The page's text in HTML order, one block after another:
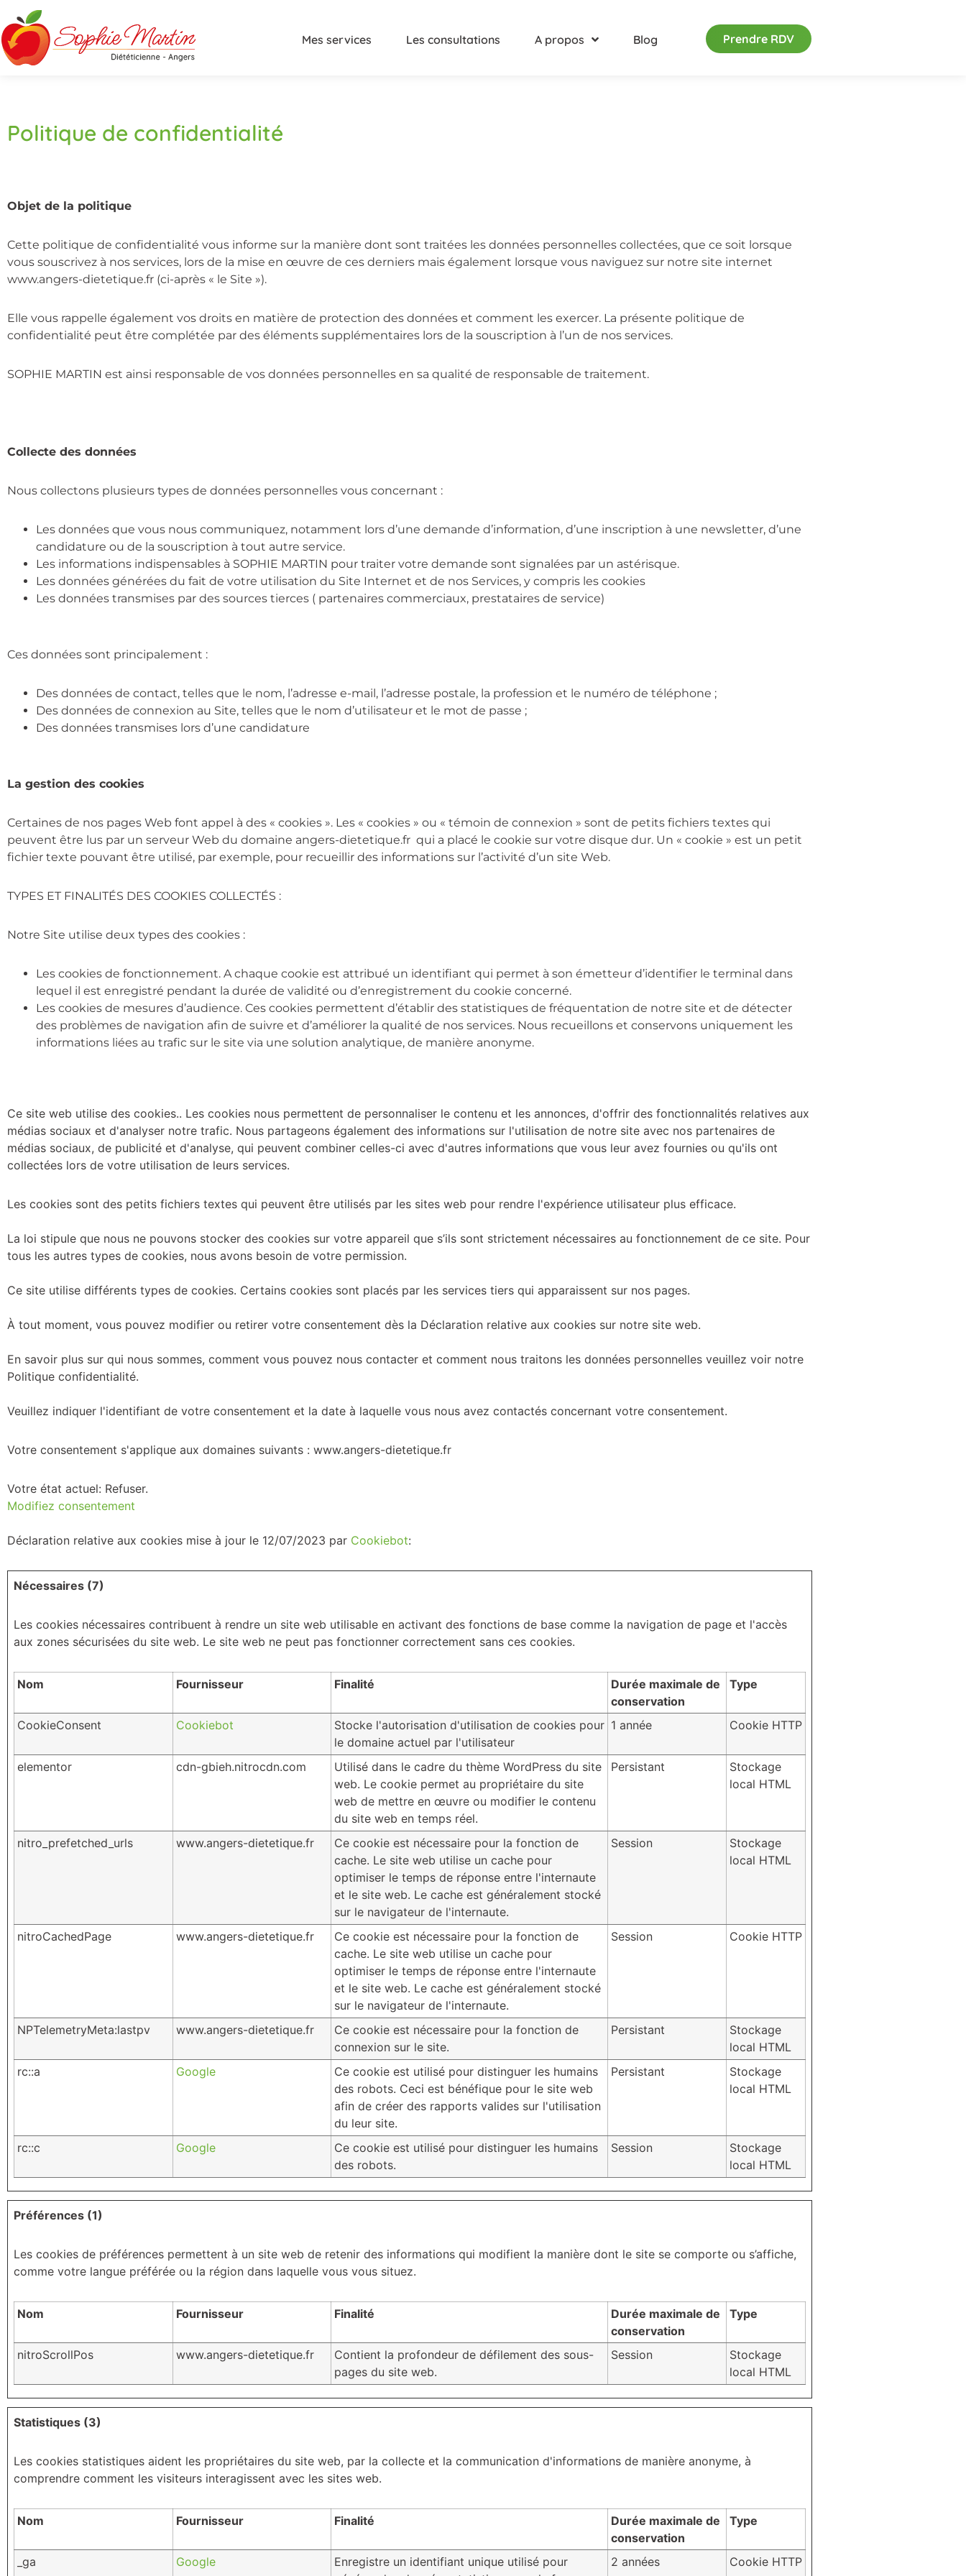
Mes services Les consultations A propos Blog Prendre RDV
Politique de confidentialité
Objet de la politique
Cette politique de confidentialité vous informe sur la manière dont sont traitées les données personnelles collectées, que ce soit lorsque
vous souscrivez à nos services, lors de la mise en œuvre de ces derniers mais également lorsque vous naviguez sur notre site internet
www.angers-dietetique.fr (ci-après « le Site »).
Elle vous rappelle également vos droits en matière de protection des données et comment les exercer. La présente politique de
confidentialité peut être complétée par des éléments supplémentaires lors de la souscription à l’un de nos services.
SOPHIE MARTIN est ainsi responsable de vos données personnelles en sa qualité de responsable de traitement.
Collecte des données
Nous collectons plusieurs types de données personnelles vous concernant :
Les données que vous nous communiquez, notamment lors d’une demande d’information, d’une inscription à une newsletter, d’une
candidature ou de la souscription à tout autre service.
Les informations indispensables à SOPHIE MARTIN pour traiter votre demande sont signalées par un astérisque.
Les données générées du fait de votre utilisation du Site Internet et de nos Services, y compris les cookies
Les données transmises par des sources tierces ( partenaires commerciaux, prestataires de service)
Ces données sont principalement :
Des données de contact, telles que le nom, l’adresse e-mail, l’adresse postale, la profession et le numéro de téléphone ;
Des données de connexion au Site, telles que le nom d’utilisateur et le mot de passe ;
Des données transmises lors d’une candidature
La gestion des cookies
Certaines de nos pages Web font appel à des « cookies ». Les « cookies » ou « témoin de connexion » sont de petits fichiers textes qui
peuvent être lus par un serveur Web du domaine angers-dietetique.fr qui a placé le cookie sur votre disque dur. Un « cookie » est un petit
fichier texte pouvant être utilisé, par exemple, pour recueillir des informations sur l’activité d’un site Web.
TYPES ET FINALITÉS DES COOKIES COLLECTÉS :
Notre Site utilise deux types des cookies :
Les cookies de fonctionnement. A chaque cookie est attribué un identifiant qui permet à son émetteur d’identifier le terminal dans
lequel il est enregistré pendant la durée de validité ou d’enregistrement du cookie concerné.
Les cookies de mesures d’audience. Ces cookies permettent d’établir des statistiques de fréquentation de notre site et de détecter
des problèmes de navigation afin de suivre et d’améliorer la qualité de nos services. Nous recueillons et conservons uniquement les
informations liées au trafic sur le site via une solution analytique, de manière anonyme.
Ce site web utilise des cookies.. Les cookies nous permettent de personnaliser le contenu et les annonces, d'offrir des fonctionnalités relatives aux
médias sociaux et d'analyser notre trafic. Nous partageons également des informations sur l'utilisation de notre site avec nos partenaires de
médias sociaux, de publicité et d'analyse, qui peuvent combiner celles-ci avec d'autres informations que vous leur avez fournies ou qu'ils ont
collectées lors de votre utilisation de leurs services.
Les cookies sont des petits fichiers textes qui peuvent être utilisés par les sites web pour rendre l'expérience utilisateur plus efficace.
La loi stipule que nous ne pouvons stocker des cookies sur votre appareil que s’ils sont strictement nécessaires au fonctionnement de ce site. Pour
tous les autres types de cookies, nous avons besoin de votre permission.
Ce site utilise différents types de cookies. Certains cookies sont placés par les services tiers qui apparaissent sur nos pages.
À tout moment, vous pouvez modifier ou retirer votre consentement dès la Déclaration relative aux cookies sur notre site web.
En savoir plus sur qui nous sommes, comment vous pouvez nous contacter et comment nous traitons les données personnelles veuillez voir notre
Politique confidentialité.
Veuillez indiquer l'identifiant de votre consentement et la date à laquelle vous nous avez contactés concernant votre consentement.
Votre consentement s'applique aux domaines suivants : www.angers-dietetique.fr
Votre état ​​actuel: Refuser.
Modifiez consentement
Déclaration relative aux cookies mise à jour le 12/07/2023 par Cookiebot:
Nécessaires (7)
Les cookies nécessaires contribuent à rendre un site web utilisable en activant des fonctions de base comme la navigation de page et l'accès
aux zones sécurisées du site web. Le site web ne peut pas fonctionner correctement sans ces cookies.
Nom Fournisseur Finalité
Durée maximale de
conservation
Type
CookieConsent Cookiebot
Stocke l'autorisation d'utilisation de cookies pour
le domaine actuel par l'utilisateur
1 année Cookie HTTP
elementor cdn-gbieh.nitrocdn.com
Utilisé dans le cadre du thème WordPress du site
web. Le cookie permet au propriétaire du site
web de mettre en œuvre ou modifier le contenu
du site web en temps réel.
Persistant
Stockage
local HTML
nitro_prefetched_urls www.angers-dietetique.fr
Ce cookie est nécessaire pour la fonction de
cache. Le site web utilise un cache pour
optimiser le temps de réponse entre l'internaute
et le site web. Le cache est généralement stocké
sur le navigateur de l'internaute.
Session
Stockage
local HTML
nitroCachedPage www.angers-dietetique.fr
Ce cookie est nécessaire pour la fonction de
cache. Le site web utilise un cache pour
optimiser le temps de réponse entre l'internaute
et le site web. Le cache est généralement stocké
sur le navigateur de l'internaute.
Session Cookie HTTP
NPTelemetryMeta:lastpv www.angers-dietetique.fr
Ce cookie est nécessaire pour la fonction de
connexion sur le site.
Persistant
Stockage
local HTML
rc::a
Google
Ce cookie est utilisé pour distinguer les humains
des robots. Ceci est bénéfique pour le site web
afin de créer des rapports valides sur l'utilisation
du leur site.
Persistant
Stockage
local HTML
rc::c Google
Ce cookie est utilisé pour distinguer les humains
des robots.
Session
Stockage
local HTML
Préférences (1)
Les cookies de préférences permettent à un site web de retenir des informations qui modifient la manière dont le site se comporte ou s’affiche,
comme votre langue préférée ou la région dans laquelle vous vous situez.
Nom Fournisseur Finalité
Durée maximale de
conservation
Type
nitroScrollPos www.angers-dietetique.fr
Contient la profondeur de défilement des sous-
pages du site web.
Session
Stockage
local HTML
Statistiques (3)
Les cookies statistiques aident les propriétaires du site web, par la collecte et la communication d'informations de manière anonyme, à
comprendre comment les visiteurs interagissent avec les sites web.
Nom Fournisseur Finalité
Durée maximale de
conservation
Type
_ga Google
Enregistre un identifiant unique utilisé pour
2 années Cookie HTTP